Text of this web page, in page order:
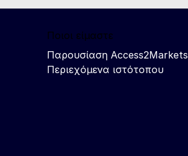
Ποιοι είμαστε
Παρουσίαση Access2Markets
Περιεχόμενα ιστότοπου